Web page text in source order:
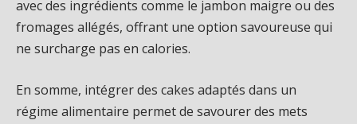
avec des ingrédients comme le jambon maigre ou des
fromages allégés, offrant une option savoureuse qui
ne surcharge pas en calories.
En somme, intégrer des cakes adaptés dans un
régime alimentaire permet de savourer des mets